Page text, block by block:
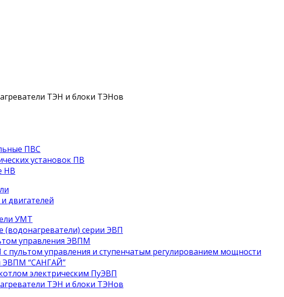
ТЭН и блоки ТЭНов
ПВС
установок ПВ
НВ
двигателей
УМТ
(водонагреватели) серии ЭВП
управления ЭВПМ
пультом управления и ступенчатым регулированием мощности
ЭВПМ “САНГАЙ”
электрическим ПyЭВП
ТЭН и блоки ТЭНов